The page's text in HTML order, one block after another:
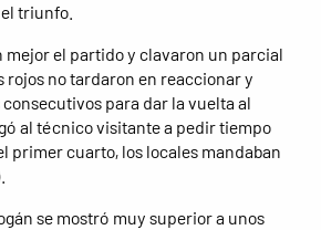
triunfo.
mejor el partido y clavaron un parcial
rojos no tardaron en reaccionar y
para dar la vuelta al
al técnico visitante a pedir tiempo
primer cuarto, los locales mandaban
se mostró muy superior a unos